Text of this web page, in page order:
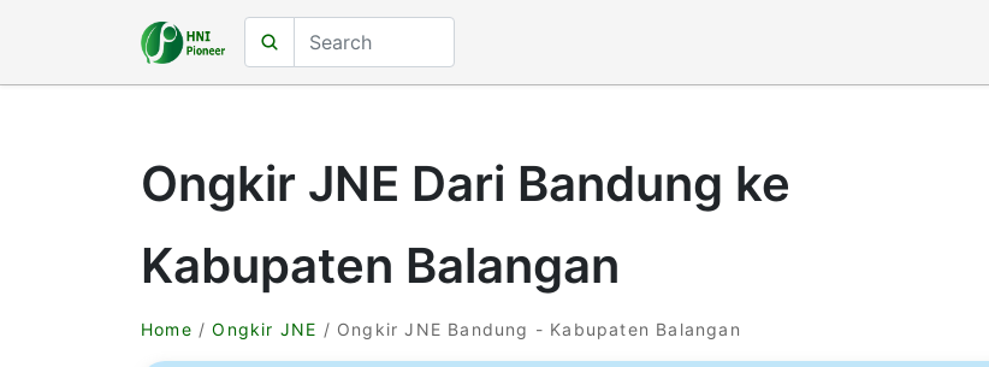
Ongkir JNE Dari Bandung ke
Kabupaten Balangan
Home /Ongkir JNE / Ongkir JNE Bandung - Kabupaten Balangan